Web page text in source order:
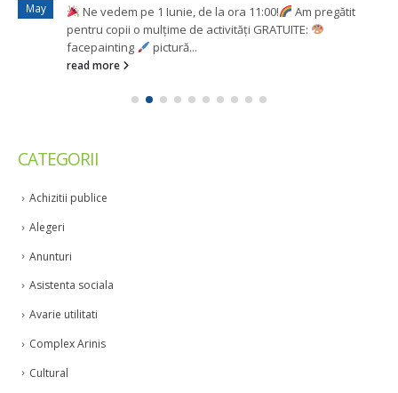
May Ne vedem pe 1 Iunie, de la ora 11:00!
Am pregătit
pentru copii o mulțime de activități GRATUITE:
facepainting
pictură...
read more
CATEGORII
Achizitii publice
Alegeri
Anunturi
Asistenta sociala
Avarie utilitati
Complex Arinis
Cultural